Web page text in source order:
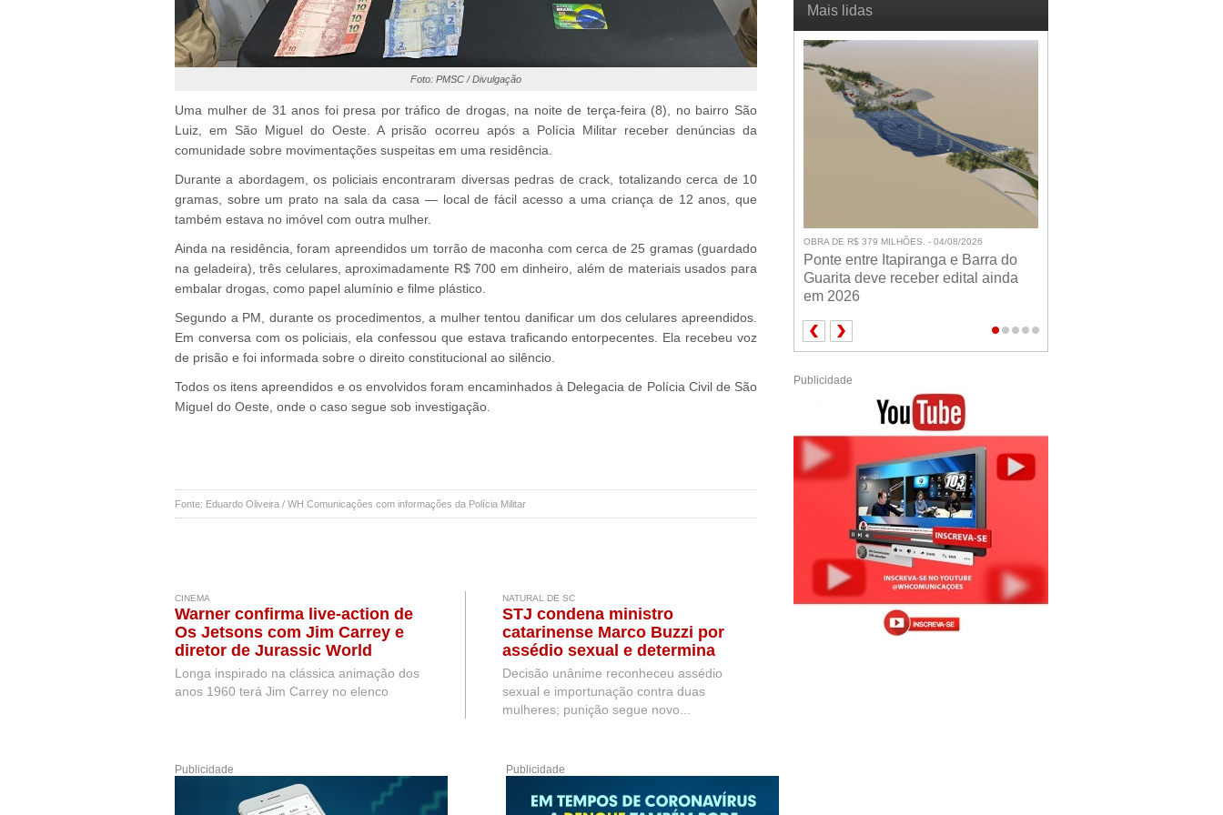
Foto: PMSC / Divulgação
Uma mulher de 31 anos foi presa por tráfico de drogas, na noite de terça-feira (8), no bairro São
Luiz, em São Miguel do Oeste. A prisão ocorreu após a Polícia Militar receber denúncias da
comunidade sobre movimentações suspeitas em uma residência.
Durante a abordagem, os policiais encontraram diversas pedras de crack, totalizando cerca de 10
gramas, sobre um prato na sala da casa — local de fácil acesso a uma criança de 12 anos, que
também estava no imóvel com outra mulher.
Ainda na residência, foram apreendidos um torrão de maconha com cerca de 25 gramas (guardado
na geladeira), três celulares, aproximadamente R$ 700 em dinheiro, além de materiais usados para
embalar drogas, como papel alumínio e filme plástico.
Segundo a PM, durante os procedimentos, a mulher tentou danificar um dos celulares apreendidos.
Em conversa com os policiais, ela confessou que estava traficando entorpecentes. Ela recebeu voz
de prisão e foi informada sobre o direito constitucional ao silêncio.
Todos os itens apreendidos e os envolvidos foram encaminhados à Delegacia de Polícia Civil de São
Miguel do Oeste, onde o caso segue sob investigação.
Fonte: Eduardo Oliveira / WH Comunicações com informações da Polícia Militar
CINEMA
Warner confirma live-action de
Os Jetsons com Jim Carrey e
diretor de Jurassic World
Longa inspirado na clássica animação dos
anos 1960 terá Jim Carrey no elenco
NATURAL DE SC
STJ condena ministro
catarinense Marco Buzzi por
assédio sexual e determina
perda do cargo
Decisão unânime reconheceu assédio
sexual e importunação contra duas
mulheres; punição segue novo...
Publicidade Publicidade
Mais lidas
OBRA DE R$ 379 MILHÕES. - 04/08/2026
Ponte entre Itapiranga e Barra do
Guarita deve receber edital ainda
em 2026
Publicidade